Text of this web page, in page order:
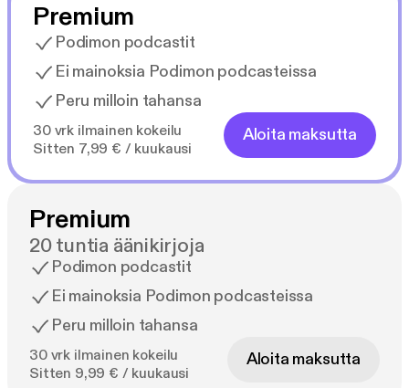
Premium
Podimon podcastit
Ei mainoksia Podimon podcasteissa
Peru milloin tahansa
30 vrk ilmainen kokeilu
Sitten 7,99 € / kuukausi
Aloita maksutta
Premium
20 tuntia äänikirjoja
Podimon podcastit
Ei mainoksia Podimon podcasteissa
Peru milloin tahansa
30 vrk ilmainen kokeilu
Sitten 9,99 € / kuukausi
Aloita maksutta